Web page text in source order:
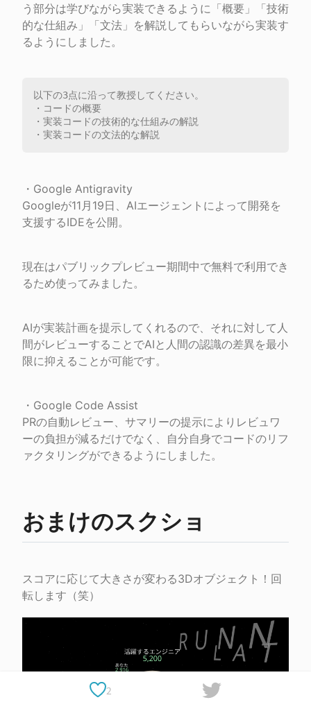
2
う部分は学びながら実装できるように「概要」「技術
的な仕組み」「文法」を解説してもらいながら実装す
るようにしました。
以下の3点に沿って教授してください。
・コードの概要
・実装コードの技術的な仕組みの解説
・Google Antigravity
Googleが11月19日、AIエージェントによって開発を
支援するIDEを公開。
現在はパブリックプレビュー期間中で無料で利用でき
るため使ってみました。
AIが実装計画を提示してくれるので、それに対して人
間がレビューすることでAIと人間の認識の差異を最小
限に抑えることが可能です。
・Google Code Assist
PRの自動レビュー、サマリーの提示によりレビュワ
ーの負担が減るだけでなく、自分自身でコードのリフ
ァクタリングができるようにしました。
おまけのスクショ
スコアに応じて大きさが変わる3Dオブジェクト！回